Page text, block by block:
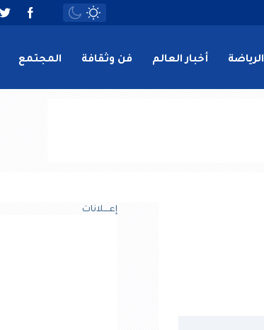
الرياضة أخبار العالم فن وثقافة المجتمع
إعــــلانات